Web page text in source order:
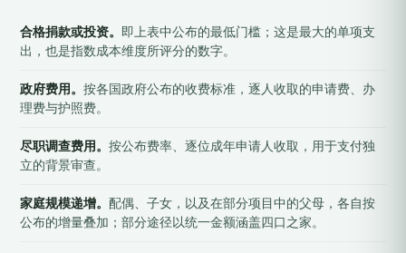
合格捐款或投资。
即上表中公布的最低门槛；这是最大的单项支
出，也是指数成本维度所评分的数字。
政府费用。 按各国政府公布的收费标准，逐人收取的申请费、办
理费与护照费。
尽职调查费用。 按公布费率、逐位成年申请人收取，用于支付独
立的背景审查。
家庭规模递增。 配偶、子女，以及在部分项目中的父母，各自按
公布的增量叠加；部分途径以统一金额涵盖四口之家。